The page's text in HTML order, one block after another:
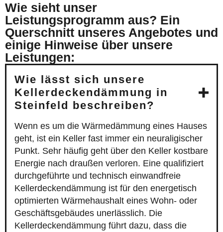
Wie sieht unser
Leistungsprogramm aus? Ein
Querschnitt unseres Angebotes und
einige Hinweise über unsere
Leistungen:
Wie lässt sich unsere
Kellerdeckendämmung in
Steinfeld beschreiben?
Wenn es um die Wärmedämmung eines Hauses
geht, ist ein Keller fast immer ein neuraligischer
Punkt. Sehr häufig geht über den Keller kostbare
Energie nach draußen verloren. Eine qualifiziert
durchgeführte und technisch einwandfreie
Kellerdeckendämmung ist für den energetisch
optimierten Wärmehaushalt eines Wohn- oder
Geschäftsgebäudes unerlässlich. Die
Kellerdeckendämmung führt dazu, dass die